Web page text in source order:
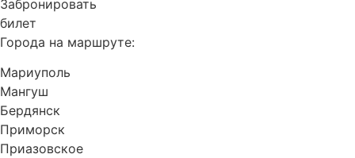
Забронировать
билет
Города на маршруте:
Мариуполь
Мангуш
Бердянск
Приморск
Приазовское